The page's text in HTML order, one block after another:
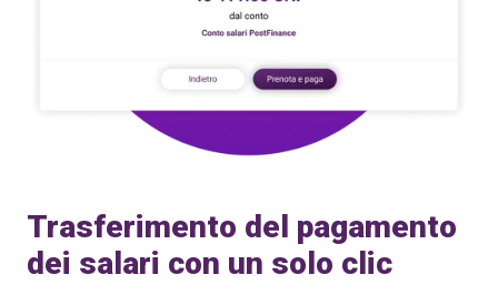
Trasferimento del pagamento
dei salari con un solo clic